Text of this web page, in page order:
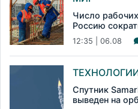
Число
Россию
12:35 | 06.08
Спутник
выведен на